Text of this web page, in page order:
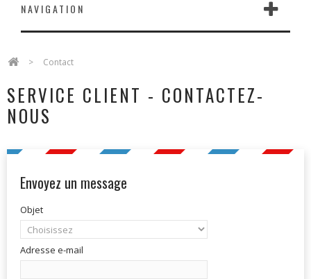
NAVIGATION
> Contact
SERVICE CLIENT - CONTACTEZ-
NOUS
Envoyez un message
Objet
Adresse e-mail